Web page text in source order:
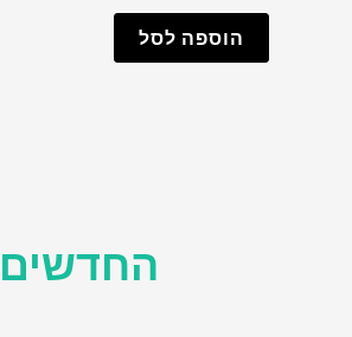
הוספה לסל
החדשים